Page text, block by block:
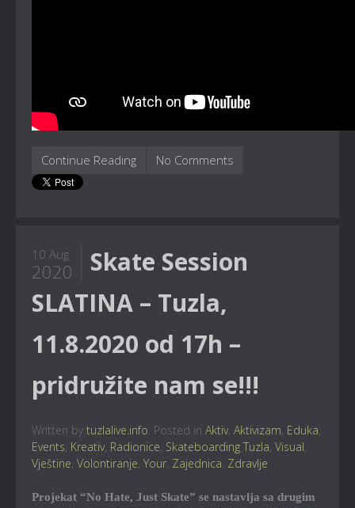
Continue Reading No Comments
10 Aug
2020
Skate Session
SLATINA – Tuzla,
11.8.2020 od 17h –
pridružite nam se!!!
Written by tuzlalive.info. Posted in Aktiv, Aktivizam, Eduka,
Events, Kreativ, Radionice, Skateboarding Tuzla, Visual,
Vještine, Volontiranje, Your, Zajednica, Zdravlje
Projekat “No Hate, Just Skate” se nastavlja sa drugim